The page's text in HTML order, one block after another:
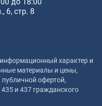
6, стр. 8
характер и
материалы и цены,
офертой,
и 437 гражданского